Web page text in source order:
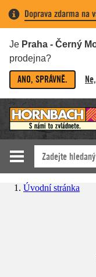
Doprava zdarma na
Je Praha - Černý
prodejna?
ANO, SPRÁVNĚ.
Úvodní stránka